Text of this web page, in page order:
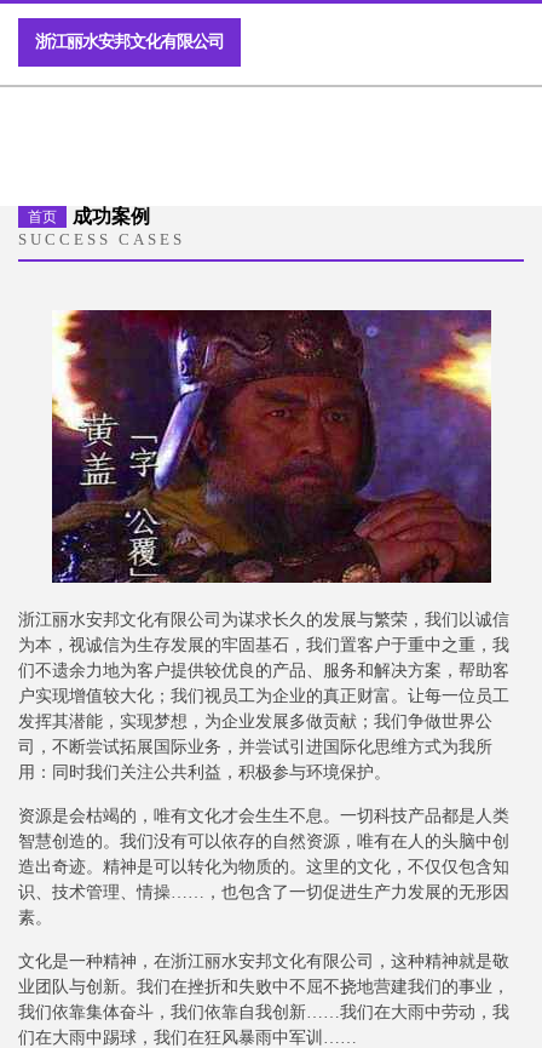
浙江丽水安邦文化有限公司
首页 成功案例
SUCCESS CASES
浙江丽水安邦文化有限公司为谋求长久的发展与繁荣，我们以诚信
为本，视诚信为生存发展的牢固基石，我们置客户于重中之重，我
们不遗余力地为客户提供较优良的产品、服务和解决方案，帮助客
户实现增值较大化；我们视员工为企业的真正财富。让每一位员工
发挥其潜能，实现梦想，为企业发展多做贡献；我们争做世界公
司，不断尝试拓展国际业务，并尝试引进国际化思维方式为我所
用：同时我们关注公共利益，积极参与环境保护。
资源是会枯竭的，唯有文化才会生生不息。一切科技产品都是人类
智慧创造的。我们没有可以依存的自然资源，唯有在人的头脑中创
造出奇迹。精神是可以转化为物质的。这里的文化，不仅仅包含知
识、技术管理、情操……，也包含了一切促进生产力发展的无形因
素。
文化是一种精神，在浙江丽水安邦文化有限公司，这种精神就是敬
业团队与创新。我们在挫折和失败中不屈不挠地营建我们的事业，
我们依靠集体奋斗，我们依靠自我创新……我们在大雨中劳动，我
们在大雨中踢球，我们在狂风暴雨中军训……